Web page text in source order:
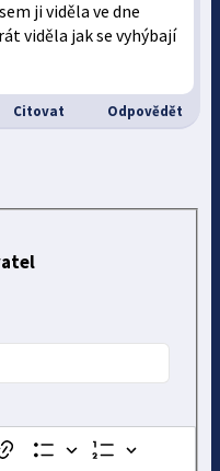
ji viděla ve dne
viděla jak se vyhýbají
Citovat Odpovědět